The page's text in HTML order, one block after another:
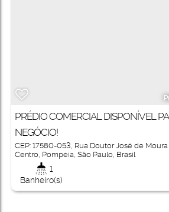
PRÉDIO COMERCIAL DISPONÍVEL
NEGÓCIO!
CEP: 17580-053, Rua Doutor José de
Centro, Pompéia, São Paulo, Brasil
1
Banheiro(s)